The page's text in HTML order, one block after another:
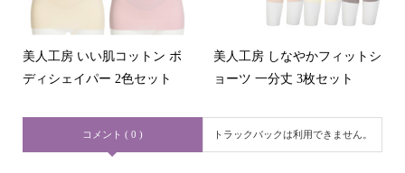
美人工房 いい肌コットン ボ
ディシェイパー 2色セット
美人工房 しなやかフィットシ
ョーツ 一分丈 3枚セット
コメント ( 0 ) トラックバックは利用できません。